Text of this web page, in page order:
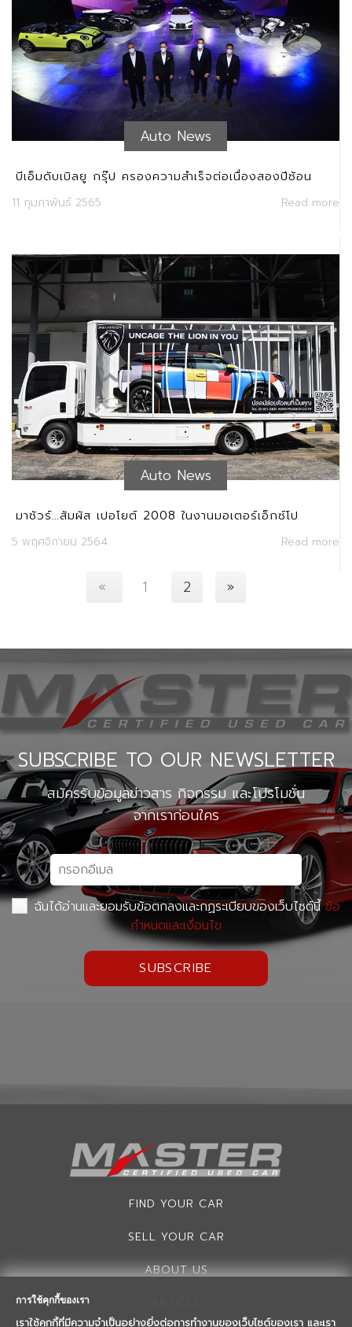
Auto News
บีเอ็มดับเบิลยู กรุ๊ป ครองความสำเร็จต่อเนื่องสองปีซ้อน
เดินหน้าเปิดตัวโมเดลใหม่ 10 รุ่น สู่ยนตรกรรมไฟฟ้า
11 กุมภาพันธ์ 2565 Read more
Auto News
มาชัวร์…สัมผัส เปอโยต์ 2008 ในงานมอเตอร์เอ็กซ์โป
5 พฤศจิกายน 2564 Read more
« 1 2 »
SUBSCRIBE TO OUR NEWSLETTER
สมัครรับข้อมูลข่าวสาร กิจกรรม และโปรโมชั่น
จากเราก่อนใคร
ฉันได้อ่านและยอมรับข้อตกลงและกฏระเบียบของเว็บไซต์นี้ข้อ
กำหนดและเงื่อนไข
SUBSCRIBE
FIND YOUR CAR
SELL YOUR CAR
ABOUT US
การใช้คุกกี้ของเรา
เราใช้คุกกี้ที่มีความจำเป็นอย่างยิ่งต่อการทำงานของเว็บไซต์ของเรา และเรา